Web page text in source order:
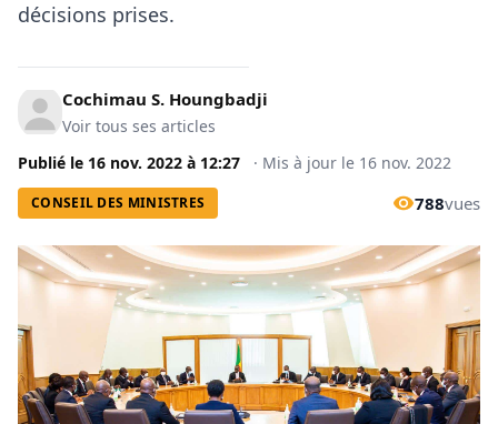
décisions prises.
Cochimau S. Houngbadji
Voir tous ses articles
Publié le 16 nov. 2022 à 12:27 · Mis à jour le 16 nov. 2022
CONSEIL DES MINISTRES 788vues